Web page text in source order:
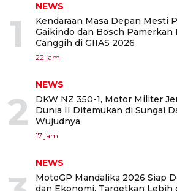
1
NEWS
Kendaraan Masa Depan Mesti
Gaikindo dan Bosch Pamerkan
Canggih di GIIAS 2026
22 jam
2
NEWS
DKW NZ 350-1, Motor Militer
Dunia II Ditemukan di Sungai
Wujudnya
17 jam
NEWS
MotoGP Mandalika 2026 Siap
dan Ekonomi, Targetkan Lebih